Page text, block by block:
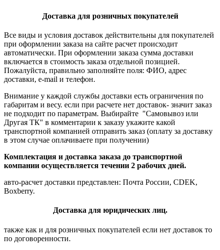
Доставка для розничных покупателей
Все виды и условия доставок действительны для покупателей
при оформлении заказа на сайте расчет происходит
автоматически. При оформлении заказа сумма доставки
включается в стоимость заказа отдельной позицией.
Пожалуйста, правильно заполняйте поля: ФИО, адрес
доставки, e-mail и телефон.
Внимание у каждой службы доставки есть ограничения по
габаритам и весу. если при расчете нет доставок- значит заказ
не подходит по параметрам. Выбирайте "Самовывоз или
Другая ТК" в комментарии к заказу укажите какой
транспортной компанией отправить заказ (оплату за доставку
в этом случае оплачиваете при получении)
Комплектация и доставка заказа до транспортной
компании осуществляется течении 2 рабочих дней.
авто-расчет доставки представлен: Почта России, CDEK,
Boxberry.
Доставка для юридических лиц.
также как и для розничных покупателей если нет доставок то
по договоренности.